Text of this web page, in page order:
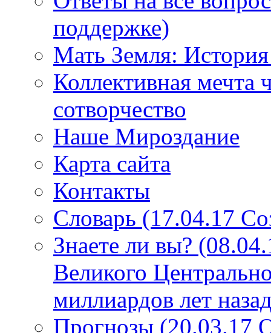
поддержке)
Мать Земля: История
Коллективная мечта
сотворчество
Наше Мироздание
Карта сайта
Контакты
Словарь (17.04.17
Знаете ли вы?
Великого
миллиардов лет
Прогнозы (20.03.17